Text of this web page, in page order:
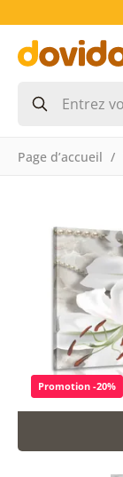
Page d’accueil
Promotion -20%